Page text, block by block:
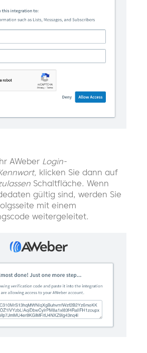
AWeber Login-
klicken Sie dann auf
Schaltfläche. Wenn
gültig sind, werden Sie
mit einem
weitergeleitet.